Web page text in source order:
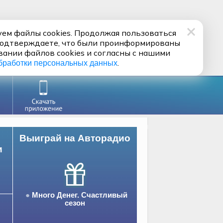
Выиграй на Авторадио
Много Денег. Счастливый
сезон
файлы cookies. Продолжая пользоваться
что были проинформированы
файлов cookies и согласны с нашими
персональных данных.